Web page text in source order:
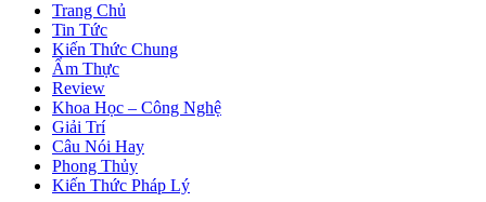
Trang Chủ
Tin Tức
Kiến Thức Chung
Ẩm Thực
Review
Khoa Học – Công Nghệ
Giải Trí
Câu Nói Hay
Phong Thủy
Kiến Thức Pháp Lý